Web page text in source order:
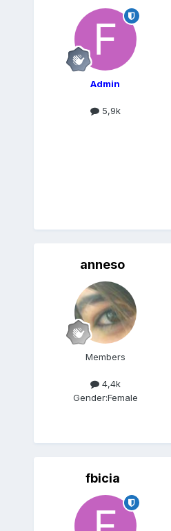
Admin
5,9k
anneso
Members
4,4k
Gender:Female
fbicia